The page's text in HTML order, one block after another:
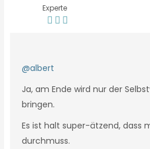
Experte
@albert
Ja, am Ende wird nur der
bringen.
Es ist halt super-ätzend, dass
durchmuss.